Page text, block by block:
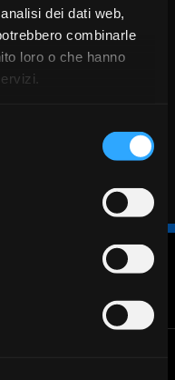
dei dati web,
combinarle
loro o che hanno
030 37231